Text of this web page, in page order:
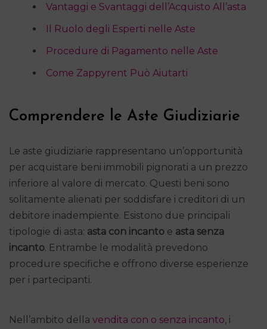
Vantaggi e Svantaggi dell’Acquisto All’asta
Il Ruolo degli Esperti nelle Aste
Procedure di Pagamento nelle Aste
Come Zappyrent Può Aiutarti
Comprendere le Aste Giudiziarie
Le aste giudiziarie rappresentano un’opportunità
per acquistare beni immobili pignorati a un prezzo
inferiore al valore di mercato. Questi beni sono
solitamente alienati per soddisfare i creditori di un
debitore inadempiente. Esistono due principali
tipologie di asta: asta con incanto e asta senza
incanto. Entrambe le modalità prevedono
procedure specifiche e offrono diverse esperienze
per i partecipanti.
Nell’ambito della vendita con o senza incanto, i